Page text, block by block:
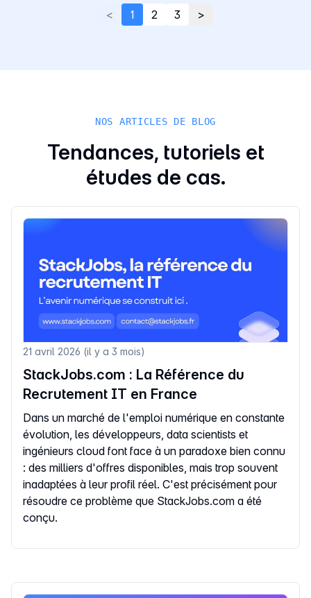
< 1 2 3 >
NOS ARTICLES DE BLOG
Tendances, tutoriels et
études de cas.
21 avril 2026 (il y a 3 mois)
StackJobs.com : La Référence du
Recrutement IT en France
Dans un marché de l'emploi numérique en constante
évolution, les développeurs, data scientists et
ingénieurs cloud font face à un paradoxe bien connu
: des milliers d'offres disponibles, mais trop souvent
inadaptées à leur profil réel. C'est précisément pour
résoudre ce problème que StackJobs.com a été
conçu.